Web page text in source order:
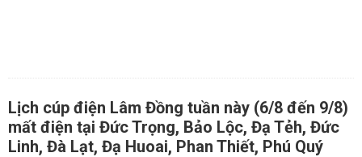
Lịch cúp điện Lâm Đồng tuần này (6/8 đến 9/8)
mất điện tại Đức Trọng, Bảo Lộc, Đạ Tẻh, Đức
Linh, Đà Lạt, Đạ Huoai, Phan Thiết, Phú Quý